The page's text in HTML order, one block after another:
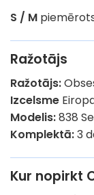
S / M
Ražotājs
Ražotājs:
Izcelsme
Modelis:838
Komplektā:3
Kur nopirkt